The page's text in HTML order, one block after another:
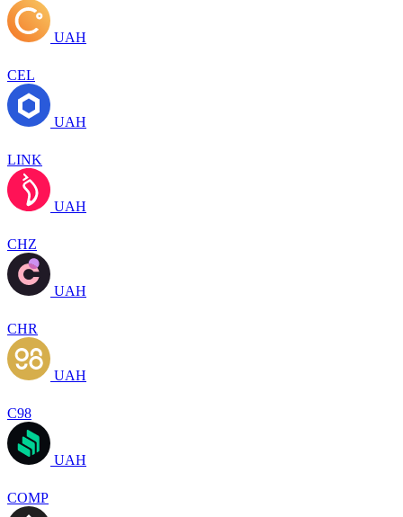
UAH
CEL
UAH
LINK
UAH
CHZ
UAH
CHR
UAH
C98
UAH
COMP